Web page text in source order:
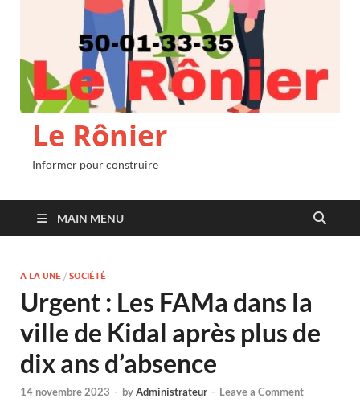
Le Rônier
Informer pour construire
MAIN MENU
A LA UNE / SOCIÉTÉ
Urgent : Les FAMa dans la
ville de Kidal après plus de
dix ans d’absence
14 novembre 2023 - byAdministrateur - Leave a Comment